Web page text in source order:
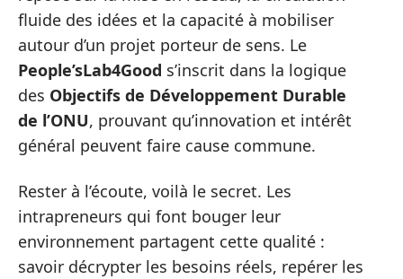
fluide des idées et la capacité à mobiliser
autour d’un projet porteur de sens. Le
People’sLab4Good s’inscrit dans la logique
des Objectifs de Développement Durable
de l’ONU, prouvant qu’innovation et intérêt
général peuvent faire cause commune.
Rester à l’écoute, voilà le secret. Les
intrapreneurs qui font bouger leur
environnement partagent cette qualité :
savoir décrypter les besoins réels, repérer les